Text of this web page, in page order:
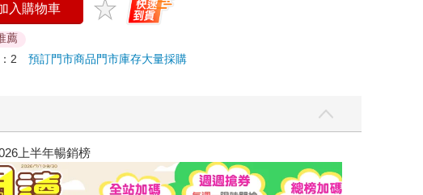
入購物車
薦
：2預訂門市商品門市庫存大量採購
暢銷榜